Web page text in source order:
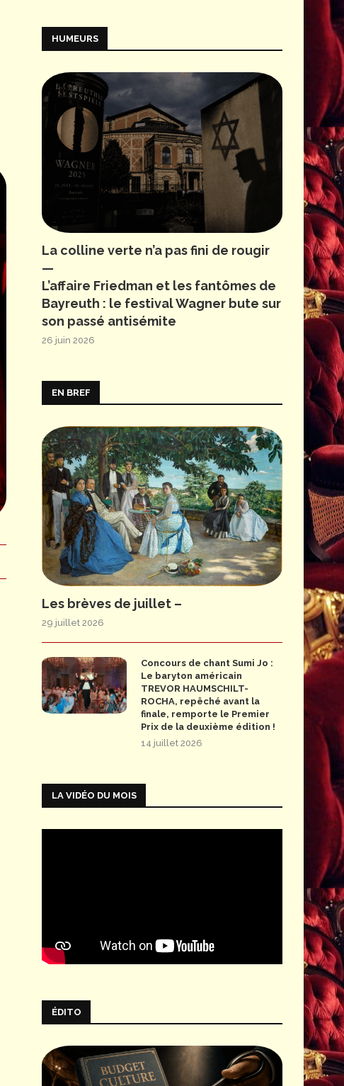
© Guergana Damianova - OnP
HUMEURS
La colline verte n’a pas fini de rougir
—
L’affaire Friedman et les fantômes de
Bayreuth : le festival Wagner bute sur
son passé antisémite
26 juin 2026
EN BREF
Les brèves de juillet –
29 juillet 2026
Concours de chant Sumi Jo :
Le baryton américain
TREVOR HAUMSCHILT-
ROCHA, repêché avant la
finale, remporte le Premier
Prix de la deuxième édition !
14 juillet 2026
LA VIDÉO DU MOIS
ÉDITO